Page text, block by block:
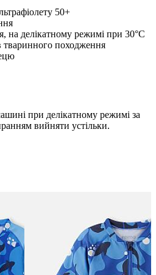
50+
на делікатному режимі при 30°C
тваринного походження
при делікатному режимі за
вийняти устільки.